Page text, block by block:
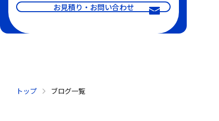
お見積り・お問い合わせ
トップ ブログ一覧